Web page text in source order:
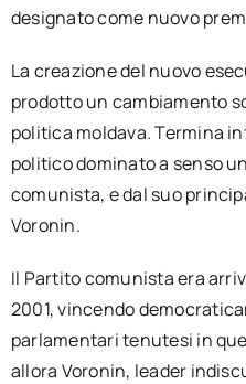
designato come nuovo
La creazione del nuovo
prodotto un cambiamento
politica moldava. Termina
politico dominato a senso
comunista, e dal suo
Voronin.
Il Partito comunista era
2001, vincendo
parlamentari tenutesi in
allora Voronin, leader